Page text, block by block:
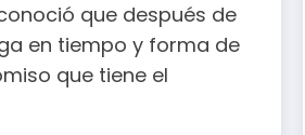
que después de
en tiempo y forma de
que tiene el